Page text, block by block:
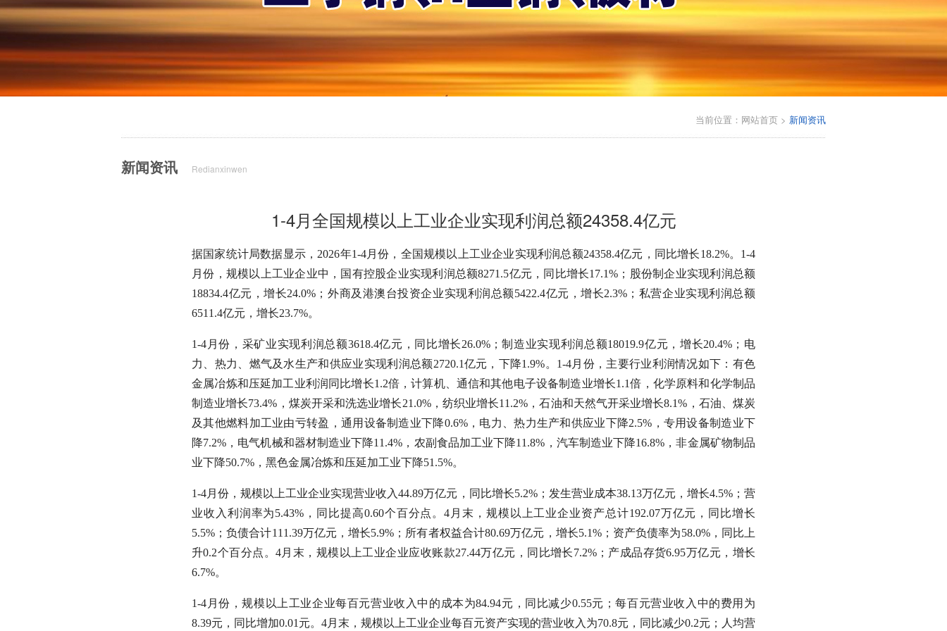
当前位置： 网站首页 > 新闻资讯
新闻资讯 Redianxinwen
1-4月全国规模以上工业企业实现利润总额24358.4亿元
据国家统计局数据显示，2026年1-4月份，全国规模以上工业企业实现利润总额24358.4亿元，同比增长18.2%。1-4
月份，规模以上工业企业中，国有控股企业实现利润总额8271.5亿元，同比增长17.1%；股份制企业实现利润总额
18834.4亿元，增长24.0%；外商及港澳台投资企业实现利润总额5422.4亿元，增长2.3%；私营企业实现利润总额
6511.4亿元，增长23.7%。
1-4月份，采矿业实现利润总额3618.4亿元，同比增长26.0%；制造业实现利润总额18019.9亿元，增长20.4%；电
力、热力、燃气及水生产和供应业实现利润总额2720.1亿元，下降1.9%。1-4月份，主要行业利润情况如下：有色
金属冶炼和压延加工业利润同比增长1.2倍，计算机、通信和其他电子设备制造业增长1.1倍，化学原料和化学制品
制造业增长73.4%，煤炭开采和洗选业增长21.0%，纺织业增长11.2%，石油和天然气开采业增长8.1%，石油、煤炭
及其他燃料加工业由亏转盈，通用设备制造业下降0.6%，电力、热力生产和供应业下降2.5%，专用设备制造业下
降7.2%，电气机械和器材制造业下降11.4%，农副食品加工业下降11.8%，汽车制造业下降16.8%，非金属矿物制品
业下降50.7%，黑色金属冶炼和压延加工业下降51.5%。
1-4月份，规模以上工业企业实现营业收入44.89万亿元，同比增长5.2%；发生营业成本38.13万亿元，增长4.5%；营
业收入利润率为5.43%，同比提高0.60个百分点。4月末，规模以上工业企业资产总计192.07万亿元，同比增长
5.5%；负债合计111.39万亿元，增长5.9%；所有者权益合计80.69万亿元，增长5.1%；资产负债率为58.0%，同比上
升0.2个百分点。4月末，规模以上工业企业应收账款27.44万亿元，同比增长7.2%；产成品存货6.95万亿元，增长
6.7%。
1-4月份，规模以上工业企业每百元营业收入中的成本为84.94元，同比减少0.55元；每百元营业收入中的费用为
8.39元，同比增加0.01元。4月末，规模以上工业企业每百元资产实现的营业收入为70.8元，同比减少0.2元；人均营